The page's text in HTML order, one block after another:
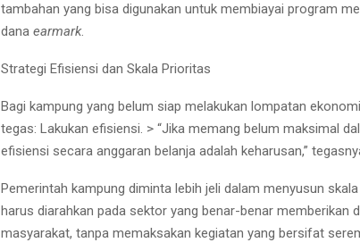
tambahan yang bisa digunakan untuk membiayai program
dana earmark.
Strategi Efisiensi dan Skala Prioritas
Bagi kampung yang belum siap melakukan lompatan
tegas: Lakukan efisiensi. > “Jika memang belum maksimal
efisiensi secara anggaran belanja adalah keharusan,”
Pemerintah kampung diminta lebih jeli dalam menyusun
harus diarahkan pada sektor yang benar-benar memberikan
masyarakat, tanpa memaksakan kegiatan yang bersifat